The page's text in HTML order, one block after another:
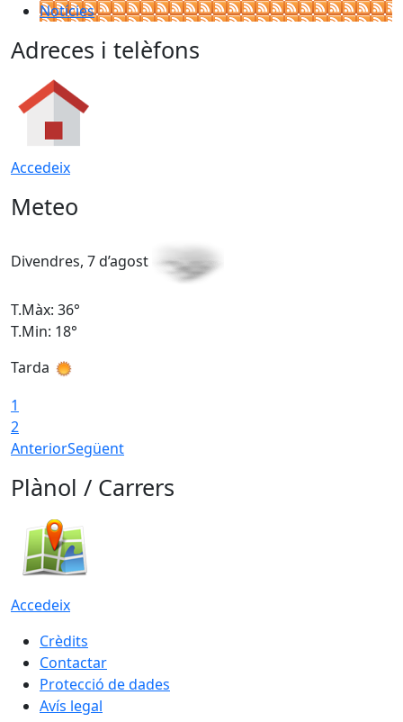
Notícies
Adreces i telèfons
Accedeix
Meteo
Divendres, 7 d’agost
T.Màx: 36°
T.Min: 18°
Tarda
1
2
AnteriorSegüent
Plànol / Carrers
Accedeix
Crèdits
Contactar
Protecció de dades
Avís legal